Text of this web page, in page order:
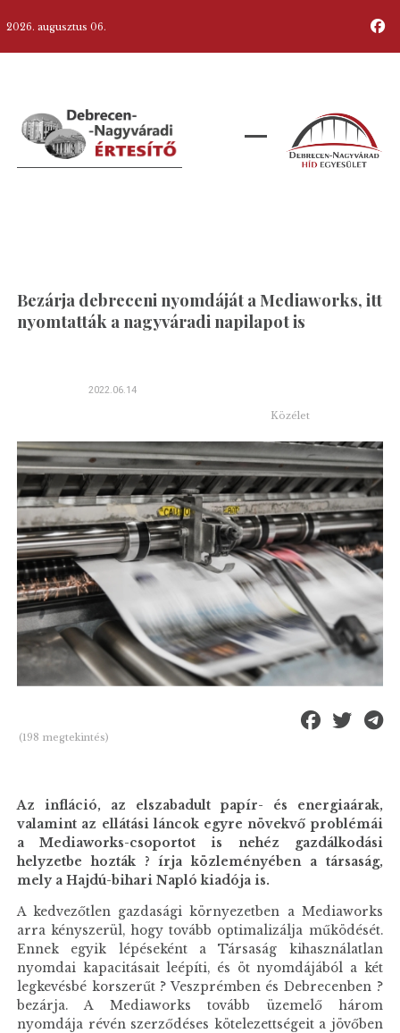
2026. augusztus 06.
Bezárja debreceni nyomdáját a Mediaworks, itt
nyomtatták a nagyváradi napilapot is
2022.06.14
Közélet
(198 megtekintés)
Az infláció, az elszabadult papír- és energiaárak,
valamint az ellátási láncok egyre növekvő problémái
a Mediaworks-csoportot is nehéz gazdálkodási
helyzetbe hozták ? írja közleményében a társaság,
mely a Hajdú-bihari Napló kiadója is.
A kedvezőtlen gazdasági környezetben a Mediaworks
arra kényszerül, hogy tovább optimalizálja működését.
Ennek egyik lépéseként a Társaság kihasználatlan
nyomdai kapacitásait leépíti, és öt nyomdájából a két
legkevésbé korszerűt ? Veszprémben és Debrecenben ?
bezárja. A Mediaworks tovább üzemelő három
nyomdája révén szerződéses kötelezettségeit a jövőben